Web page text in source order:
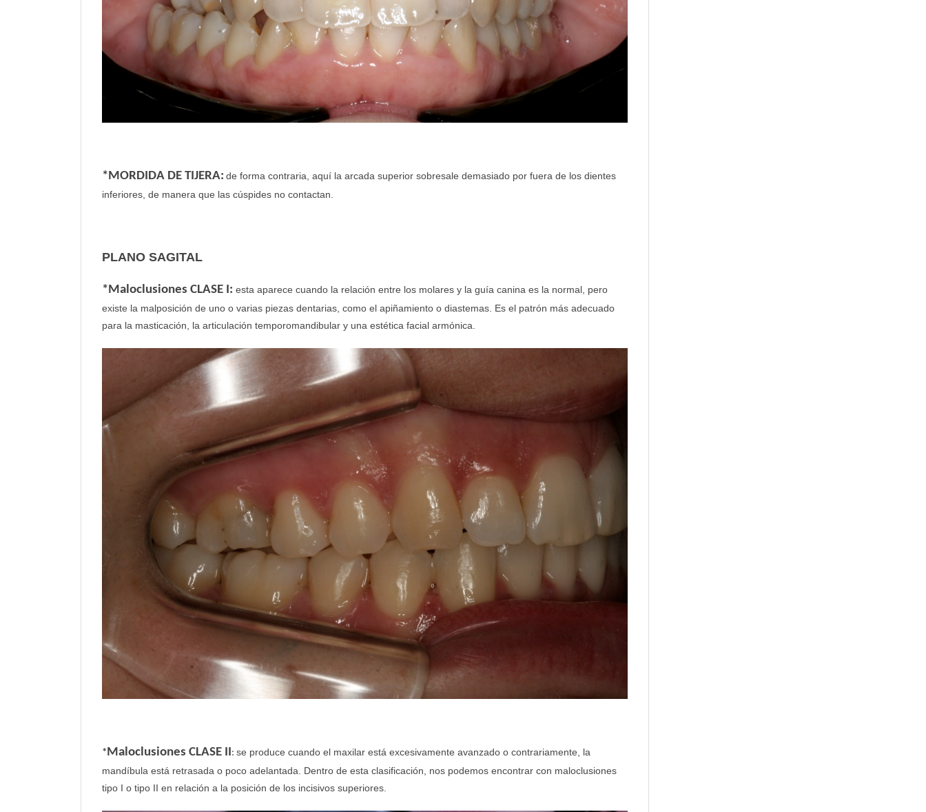
*MORDIDA DE TIJERA: de forma contraria, aquí la arcada superior sobresale demasiado por fuera de los dientes
inferiores, de manera que las cúspides no contactan.
PLANO SAGITAL
*Maloclusiones CLASE I: esta aparece cuando la relación entre los molares y la guía canina es la normal, pero
existe la malposición de uno o varias piezas dentarias, como el apiñamiento o diastemas. Es el patrón más adecuado
para la masticación, la articulación temporomandibular y una estética facial armónica.
*Maloclusiones CLASE II: se produce cuando el maxilar está excesivamente avanzado o contrariamente, la
mandíbula está retrasada o poco adelantada. Dentro de esta clasificación, nos podemos encontrar con maloclusiones
tipo I o tipo II en relación a la posición de los incisivos superiores.